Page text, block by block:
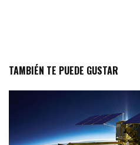
TAMBIÉN TE PUEDE GUSTAR